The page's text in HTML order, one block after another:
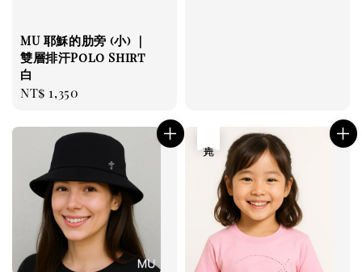
MU 耶穌的肋旁 (小) ｜
雙層排汗Polo Shirt
白
Regular
NT$ 1,350